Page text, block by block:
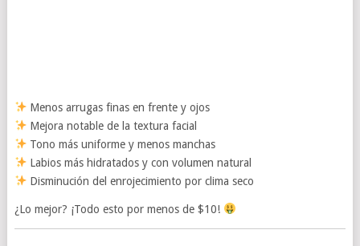
Menos arrugas finas en frente y ojos
Mejora notable de la textura facial
Tono más uniforme y menos manchas
Labios más hidratados y con volumen natural
Disminución del enrojecimiento por clima seco
¿Lo mejor? ¡Todo esto por menos de $10!